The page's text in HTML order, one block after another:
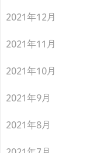
2021年12月
2021年11月
2021年10月
2021年9月
2021年8月